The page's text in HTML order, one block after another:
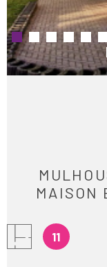
MAISON
11